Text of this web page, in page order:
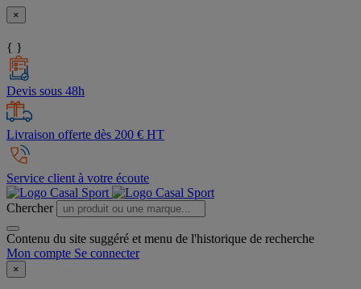
×
{ }
Devis sous 48h
Livraison offerte dès 200 € HT
Service client à votre écoute
Chercher
Contenu du site suggéré et menu de l'historique de recherche
Mon compte Se connecter
×